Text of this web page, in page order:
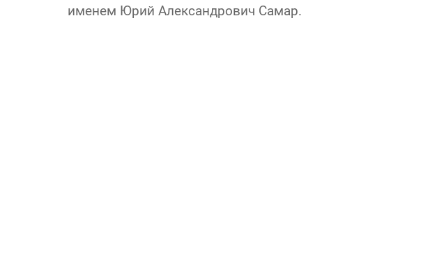
именем Юрий Александрович Самар.